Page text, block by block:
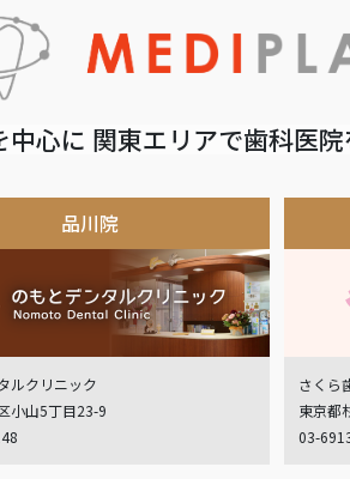
心に 関東エリアで歯科医
品川院
ルクリニック
小山5丁目23-9
さくら
東京都
03-